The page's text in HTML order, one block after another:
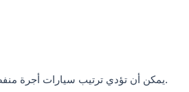
يمكن أن تؤدي ترتيب سيارات أجرة منفصلة إلى تقويض الاحترافية.